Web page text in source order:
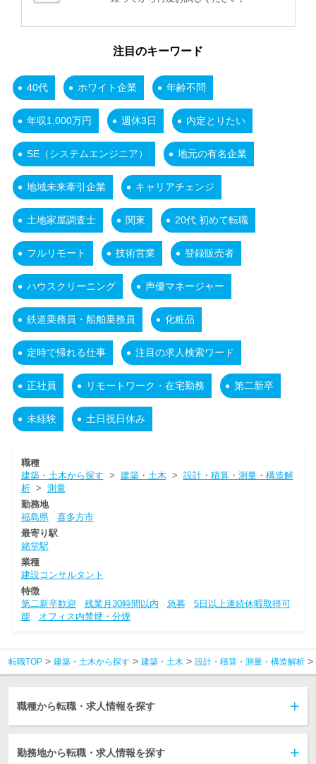
注目のキーワード
40代 ホワイト企業 年齢不問
年収1,000万円 週休3日 内定とりたい
SE（システムエンジニア） 地元の有名企業
地域未来牽引企業 キャリアチェンジ
土地家屋調査士 関東 20代 初めて転職
フルリモート 技術営業 登録販売者
ハウスクリーニング 声優マネージャー
鉄道乗務員・船舶乗務員 化粧品
定時で帰れる仕事 注目の求人検索ワード
正社員 リモートワーク・在宅勤務 第二新卒
未経験 土日祝日休み
職種
建築・土木から探す > 建築・土木 > 設計・積算・測量・構造解
析> 測量
勤務地
福島県
喜多方市
最寄り駅
姥堂駅
業種
建設コンサルタント
特徴
第二新卒歓迎
残業月30時間以内 急募
5日以上連続休暇取得可
能
オフィス内禁煙・分煙
転職TOP 建築・土木から探す 建築・土木 設計・積算・測量・構造解析
職種から転職・求人情報を探す
勤務地から転職・求人情報を探す